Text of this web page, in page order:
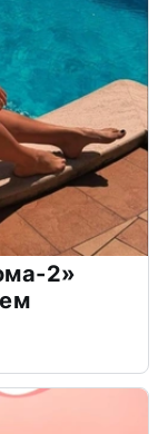
2»